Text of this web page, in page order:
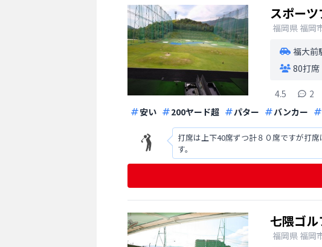
スポー
福岡県 福岡
福大前
80打席
4.5 2
安い
200ヤード超 パター バンカー
打席は上下40席ずつ計８０席ですが打
す。
七隈ゴ
福岡県 福岡